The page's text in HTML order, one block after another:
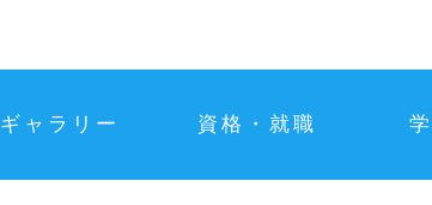
ギャラリー 資格・就職